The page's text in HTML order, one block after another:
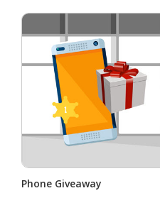
Phone Giveaway